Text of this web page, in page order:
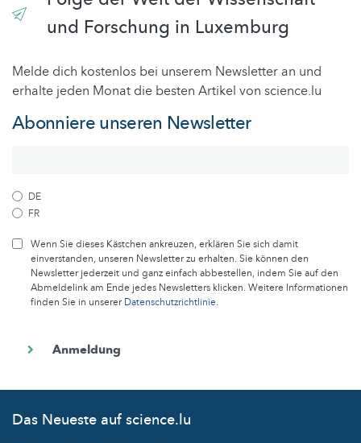
und Forschung in Luxemburg
Melde dich kostenlos bei unserem Newsletter an und
erhalte jeden Monat die besten Artikel von science.lu
Abonniere unseren Newsletter
DE
FR
Wenn Sie dieses Kästchen ankreuzen, erklären Sie sich damit
einverstanden, unseren Newsletter zu erhalten. Sie können den
Newsletter jederzeit und ganz einfach abbestellen, indem Sie auf den
Abmeldelink am Ende jedes Newsletters klicken. Weitere Informationen
finden Sie in unsererDatenschutzrichtlinie.
Das Neueste auf science.lu